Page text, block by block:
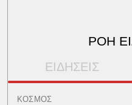
ΡΟΗ
ΕΙΔΗΣΕΙΣ
ΚΟΣΜΟΣ